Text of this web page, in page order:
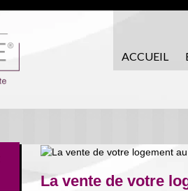
ACCUEIL
La vente de votre